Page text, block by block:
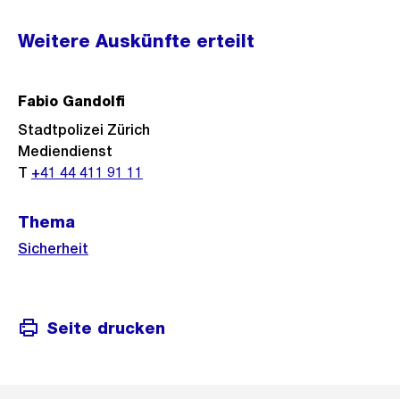
Weitere
Informationen
Weitere Auskünfte erteilt
Fabio Gandolfi
Stadtpolizei Zürich
Mediendienst
T +41 44 411 91 11
Thema
Sicherheit
Seite drucken